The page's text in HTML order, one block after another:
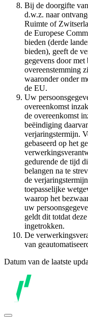
Bij de doorgifte
d.w.z. naar
Ruimte of
de Europese
bieden (derde
bieden), geeft de
gegevens door
overeenstemming
waaronder onder
de EU.
Uw
overeenkomst
de overeenkomst
beëindiging
verjaringstermijn.
gebaseerd op het
gedurende de tijd
belangen na te
de
toepasselijke
waarop het
uw
geldt dit totdat
ingetrokken.
De
van
Datum van de laatste